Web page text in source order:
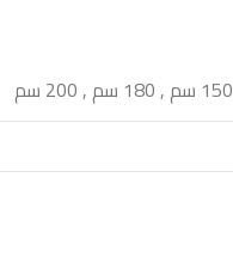
150 سم ,180 سم ,200 سم